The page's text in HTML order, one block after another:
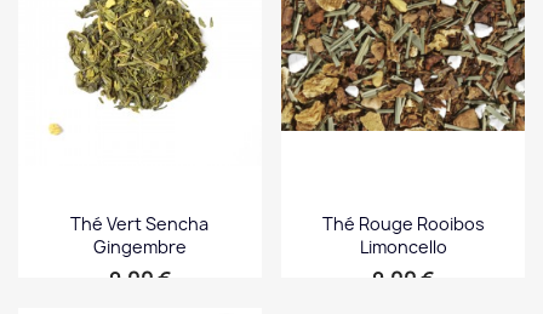
Thé Vert Sencha
Gingembre
Prix
9,00 €
Thé Rouge Rooibos
Limoncello
Prix
9,00 €